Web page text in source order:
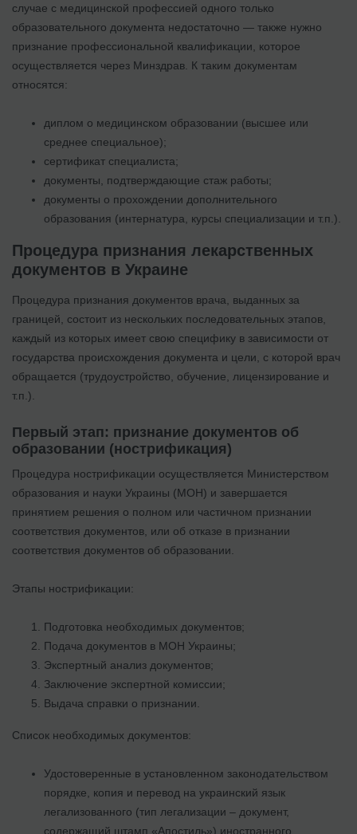
случае с медицинской профессией одного только
образовательного документа недостаточно — также нужно
признание профессиональной квалификации, которое
осуществляется через Минздрав. К таким документам
относятся:
диплом о медицинском образовании (высшее или
среднее специальное);
сертификат специалиста;
документы, подтверждающие стаж работы;
документы о прохождении дополнительного
образования (интернатура, курсы специализации и т.п.).
Процедура признания лекарственных
документов в Украине
Процедура признания документов врача, выданных за
границей, состоит из нескольких последовательных этапов,
каждый из которых имеет свою специфику в зависимости от
государства происхождения документа и цели, с которой врач
обращается (трудоустройство, обучение, лицензирование и
т.п.).
Первый этап: признание документов об
образовании (нострификация)
Процедура нострификации осуществляется Министерством
образования и науки Украины (МОН) и завершается
принятием решения о полном или частичном признании
соответствия документов, или об отказе в признании
соответствия документов об образовании.
Этапы нострификации:
Подготовка необходимых документов;
Подача документов в МОН Украины;
Экспертный анализ документов;
Заключение экспертной комиссии;
Выдача справки о признании.
Список необходимых документов:
Удостоверенные в установленном законодательством
порядке, копия и перевод на украинский язык
легализованного (тип легализации – документ,
содержащий штамп «Апостиль») иностранного